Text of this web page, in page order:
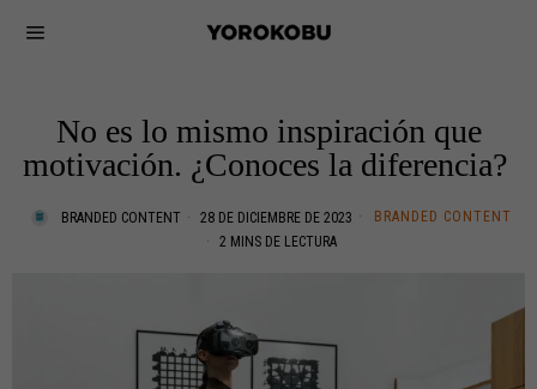
No es lo mismo inspiración que
motivación. ¿Conoces la diferencia?
BRANDED CONTENT 28 DE DICIEMBRE DE 2023
BRANDED CONTENT
2 MINS DE LECTURA